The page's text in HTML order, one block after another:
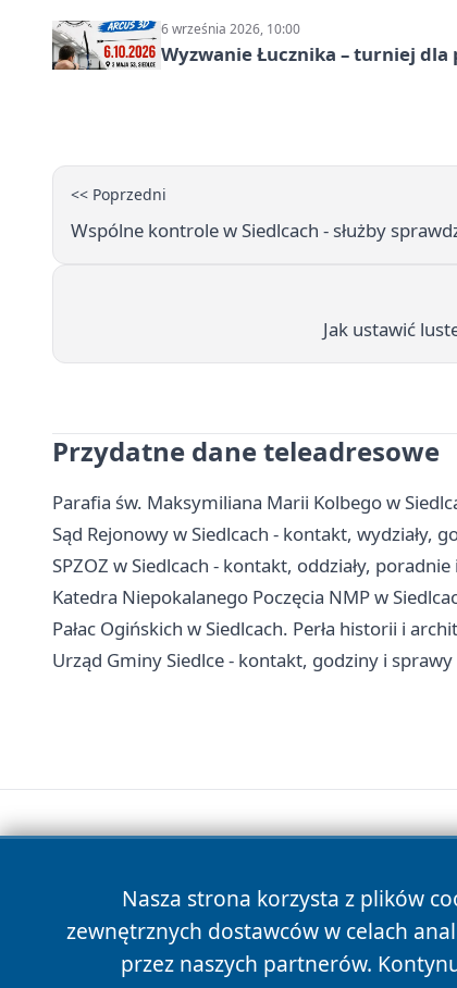
6 września 2026, 10:00
Wyzwanie Łucznika – turniej dla
<< Poprzedni
Wspólne kontrole w Siedlcach - służby
Jak ustawić
Przydatne dane teleadresowe
Parafia św. Maksymiliana Marii Kolbego w
Sąd Rejonowy w Siedlcach - kontakt, wydziały,
SPZOZ w Siedlcach - kontakt, oddziały,
Katedra Niepokalanego Poczęcia NMP w
Pałac Ogińskich w Siedlcach. Perła historii i
Urząd Gminy Siedlce - kontakt, godziny i
Nasza strona korzysta z plików
zewnętrznych dostawców w celach
przez naszych partnerów.